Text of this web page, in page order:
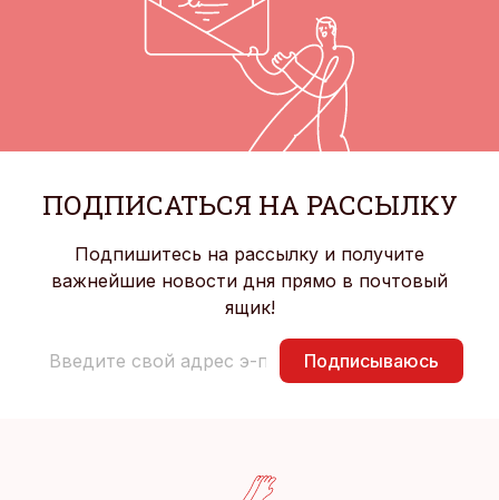
ПОДПИСАТЬСЯ НА РАССЫЛКУ
Подпишитесь на рассылку и получите
важнейшие новости дня прямо в почтовый
ящик!
Подписываюсь